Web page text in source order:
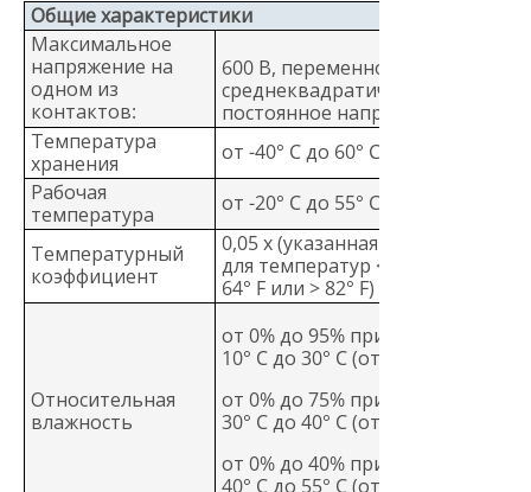
Общие характеристики
Максимальное
напряжение на
одном из
контактов:
600 В, переменное
среднеквадратичное или
постоянное напряжение
Температура
хранения
от -40° C до 60° C
Рабочая
температура
от -20° C до 55° C
Температурный
коэффициент
0,05 x (указанная погрешность)/
для температур < 18° C или > 28°
64° F или > 82° F)
Относительная
влажность
от 0% до 95% при температуре
10° C до 30° C (от 50° F до 86° F)
от 0% до 75% при температуре
30° C до 40° C (от 86° F до 104° F)
от 0% до 40% при температуре
40° C до 55° C (от 104° F до 131°